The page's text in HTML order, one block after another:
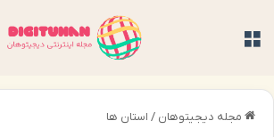
مجله دیجیتوهان / استان ها